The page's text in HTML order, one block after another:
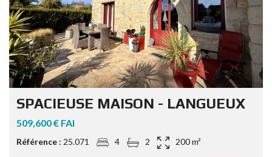
SPACIEUSE MAISON - LANGUEUX
509,600 € FAI
Référence : 25.071 4 2 200 m²